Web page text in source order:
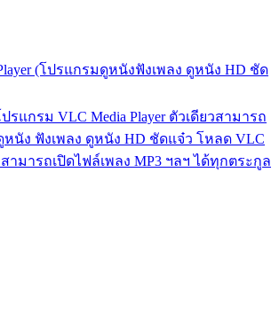
(โปรแกรมดูหนังฟังเพลง ดูหนัง HD ชัด
รแกรม VLC Media Player ตัวเดียวสามารถ
หนัง ฟังเพลง ดูหนัง HD ชัดแจ๋ว โหลด VLC
สามารถเปิดไฟล์เพลง MP3 ฯลฯ ได้ทุกตระกูล